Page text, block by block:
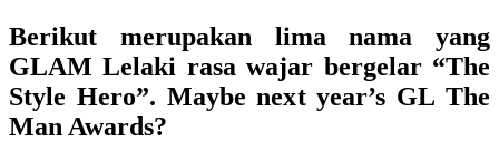
Berikut merupakan lima nama yang
GLAM Lelaki rasa wajar bergelar “The
Style Hero”. Maybe next year’s GL The
Man Awards?